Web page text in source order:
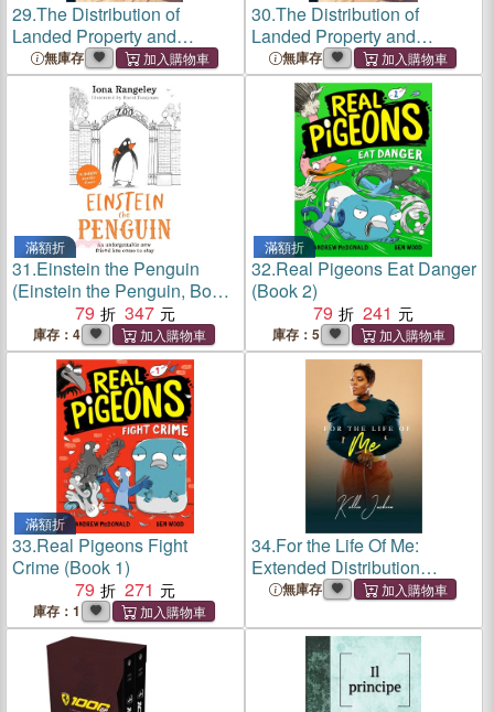
29.The Distribution of
Landed Property and
Heritages as Shown by a
Reexamination of the new
Doomsday Book
無庫存
30.The Distribution of
Landed Property and
Heritages as Shown by a
Reexamination of the new
Doomsday Book
無庫存
滿額折
31.Einstein the Penguin
(Einstein the Penguin, Book
79 347
庫存：4
滿額折
32.Real Pigeons Eat Danger
(Book 2)
79
241
庫存：5
滿額折
33.Real Pigeons Fight
Crime (Book 1)
79
271
庫存：1
34.For the Life Of Me:
Extended Distribution
Version
無庫存